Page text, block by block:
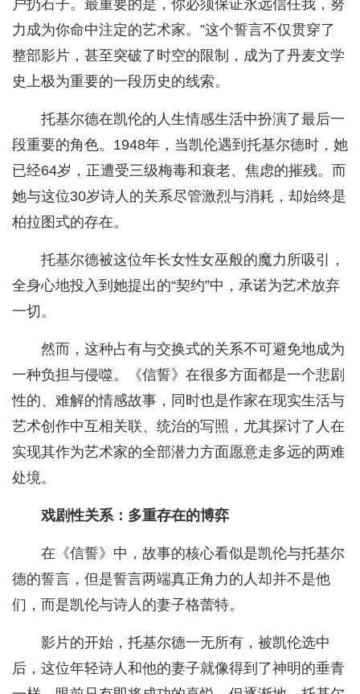
户扔石子。最重要的是，你必须保证永远信任我，努
力成为你命中注定的艺术家。”这个誓言不仅贯穿了
整部影片，甚至突破了时空的限制，成为了丹麦文学
史上极为重要的一段历史的线索。
托基尔德在凯伦的人生情感生活中扮演了最后一
段重要的角色。1948年，当凯伦遇到托基尔德时，她
已经64岁，正遭受三级梅毒和衰老、焦虑的摧残。而
她与这位30岁诗人的关系尽管激烈与消耗，却始终是
柏拉图式的存在。
托基尔德被这位年长女性女巫般的魔力所吸引，
全身心地投入到她提出的“契约”中，承诺为艺术放弃
一切。
然而，这种占有与交换式的关系不可避免地成为
一种负担与侵噬。《信誓》在很多方面都是一个悲剧
性的、难解的情感故事，同时也是作家在现实生活与
艺术创作中互相关联、统治的写照，尤其探讨了人在
实现其作为艺术家的全部潜力方面愿意走多远的两难
处境。
戏剧性关系：多重存在的博弈
在《信誓》中，故事的核心看似是凯伦与托基尔
德的誓言，但是誓言两端真正角力的人却并不是他
们，而是凯伦与诗人的妻子格蕾特。
影片的开始，托基尔德一无所有，被凯伦选中
后，这位年轻诗人和他的妻子就像得到了神明的垂青